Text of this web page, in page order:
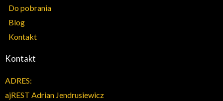
Do pobrania
Blog
Kontakt
Kontakt
ADRES:
ajREST Adrian Jendrusiewicz